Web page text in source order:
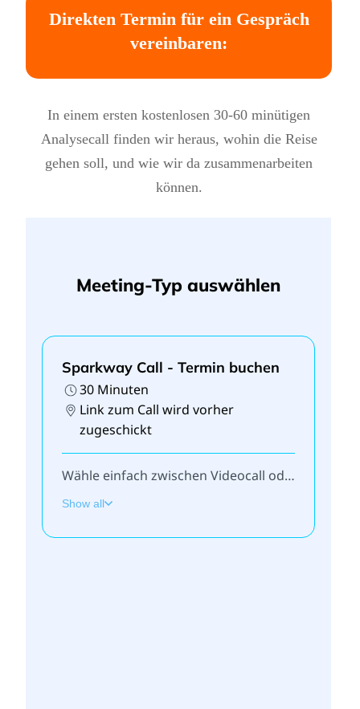
Direkten Termin für ein Gespräch
vereinbaren:
In einem ersten kostenlosen 30-60 minütigen
Analysecall finden wir heraus, wohin die Reise
gehen soll, und wie wir da zusammenarbeiten
können.